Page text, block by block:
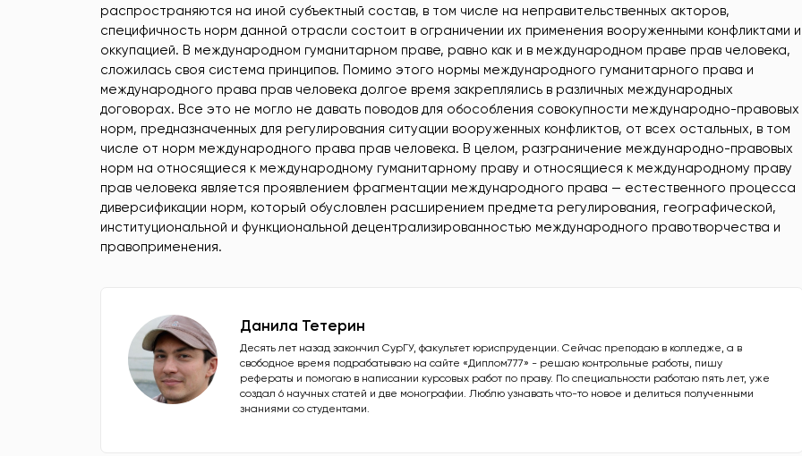
распространяются на иной субъектный состав, в том числе на неправительственных акторов,
специфичность норм данной отрасли состоит в ограничении их применения вооруженными конфликтами и
оккупацией. В международном гуманитарном праве, равно как и в международном праве прав человека,
сложилась своя система принципов. Помимо этого нормы международного гуманитарного права и
международного права прав человека долгое время закреплялись в различных международных
договорах. Все это не могло не давать поводов для обособления совокупности международно-правовых
норм, предназначенных для регулирования ситуации вооруженных конфликтов, от всех остальных, в том
числе от норм международного права прав человека. В целом, разграничение международно-правовых
норм на относящиеся к международному гуманитарному праву и относящиеся к международному праву
прав человека является проявлением фрагментации международного права — естественного процесса
диверсификации норм, который обусловлен расширением предмета регулирования, географической,
институциональной и функциональной децентрализированностью международного правотворчества и
правоприменения.
Данила Тетерин
Десять лет назад закончил СурГУ, факультет юриспруденции. Сейчас преподаю в колледже, а в
свободное время подрабатываю на сайте «Диплом777» - решаю контрольные работы, пишу
рефераты и помогаю в написании курсовых работ по праву. По специальности работаю пять лет, уже
создал 6 научных статей и две монографии. Люблю узнавать что-то новое и делиться полученными
знаниями со студентами.